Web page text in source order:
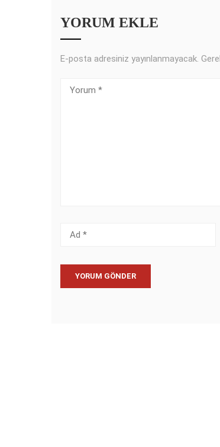
YORUM EKLE
E-posta adresiniz yayınlanmayacak.